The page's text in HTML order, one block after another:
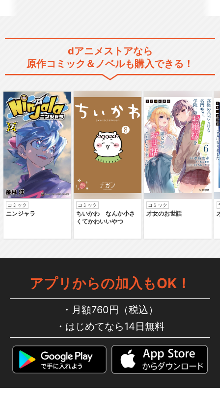
新テニスの王子様（OVA）
新テニスの王子様 OVA vs Ge
nius10
新テニスの王子様 U-17 WOR
LD CUP
LD CUP…
劇場版「テニスの王子様 二人
のサムライ The…
dアニメストアなら
原作コミック＆ノベルも購入できる！
コミック
ニンジャラ
コミック
ちいかわ なんか小さ
くてかわいいやつ
コミック
才女のお世話
アプリからの加入もOK！
月額760円（税込）
はじめてなら14日無料